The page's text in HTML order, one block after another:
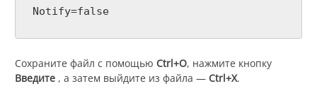
Notify=false
Сохраните файл с помощью Ctrl+O, нажмите кнопку
Введите , а затем выйдите из файла — Ctrl+X.